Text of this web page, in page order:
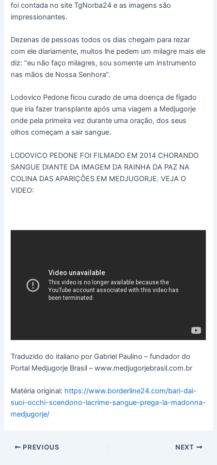
foi contada no site TgNorba24 e as imagens são
impressionantes.
Dezenas de pessoas todos os dias chegam para rezar
com ele diariamente, muitos lhe pedem um milagre mais ele
diz: “eu não faço milagres, sou somente um instrumento
nas mãos de Nossa Senhora”.
Lodovico Pedone ficou curado de uma doença de fígado
que iria fazer transplante após uma viagem a Medjugorje
onde pela primeira vez durante uma oração, dos seus
olhos começam a sair sangue.
LODOVICO PEDONE FOI FILMADO EM 2014 CHORANDO
SANGUE DIANTE DA IMAGEM DA RAINHA DA PAZ NA
COLINA DAS APARIÇÕES EM MEDJUGORJE. VEJA O
VIDEO:
Traduzido do italiano por Gabriel Paulino – fundador do
Portal Medjugorje Brasil – www.medjugorjebrasil.com.br
Matéria original: https://www.borderline24.com/bari-dai-
suoi-occhi-scendono-lacrime-sangue-prega-la-madonna-
medjugorje/
PREVIOUS NEXT